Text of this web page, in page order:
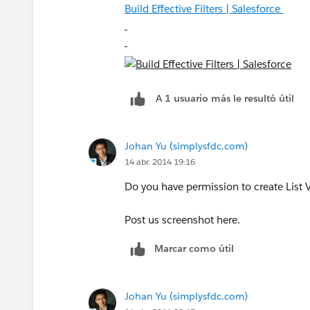
Build Effective Filters | Salesforce
A 1 usuario más le resultó útil
Johan Yu (simplysfdc.com)
14 abr. 2014 19:16
Do you have permission to create List
Post us screenshot here.
Marcar como útil
Johan Yu (simplysfdc.com)